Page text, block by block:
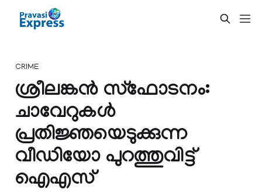
CRIME
ശ്രീലങ്കൻ സ്ഫോടനം:
ചാവേറുകള്‍
പ്രതിജ്ഞയെടുക്കുന്ന
വീഡിയോ പുറത്തുവിട്ട്
ഐഎസ്